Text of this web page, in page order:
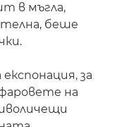
в мъгла,
беше
за
на